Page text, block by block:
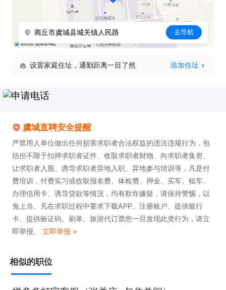
商丘市虞城县城关镇人民路 去导航
设置家庭住址，通勤距离一目了然 添加住址
虞城直聘安全提醒
严禁用人单位做出任何损害求职者合法权益的违法违规行为，包
括但不限于扣押求职者证件、收取求职者财物、向求职者集资、
让求职者入股、诱导求职者异地入职、异地参与培训等，凡是付
费培训，付费实习或收取报名费、体检费、押金、买车、租车、
办理信用卡、诱导贷款等情况，均有欺诈嫌疑，请保持警惕，以
免上当。凡在求职过程中要求下载APP、注册账户、提供银行
卡、提供验证码、刷单、旅游代订票您一旦发现此类行为，请立
即举报。 立即举报 >
相似的职位